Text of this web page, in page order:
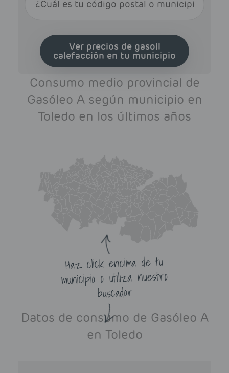
Ver precios de gasoil
calefacción en tu municipio
Consumo medio provincial de
Gasóleo A según municipio en
Toledo en los últimos años
Haz click encima de tu
municipio o utiliza nuestro
buscador
Datos de consumo de Gasóleo A
en Toledo